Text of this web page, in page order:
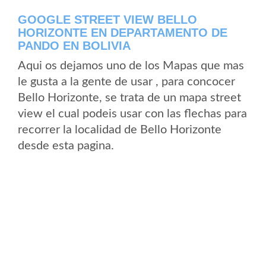
GOOGLE STREET VIEW BELLO
HORIZONTE EN DEPARTAMENTO DE
PANDO EN BOLIVIA
Aqui os dejamos uno de los Mapas que mas
le gusta a la gente de usar , para concocer
Bello Horizonte, se trata de un mapa street
view el cual podeis usar con las flechas para
recorrer la localidad de Bello Horizonte
desde esta pagina.